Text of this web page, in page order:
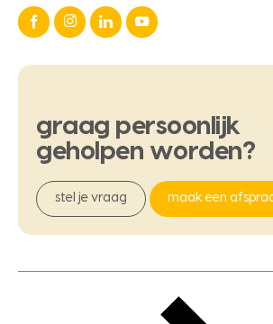
graag persoonlijk
geholpen worden?
stel je vraag maak een